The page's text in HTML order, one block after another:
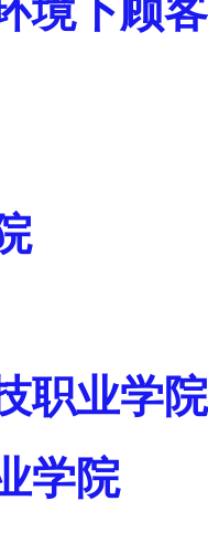
境下顾
职业学院
学院